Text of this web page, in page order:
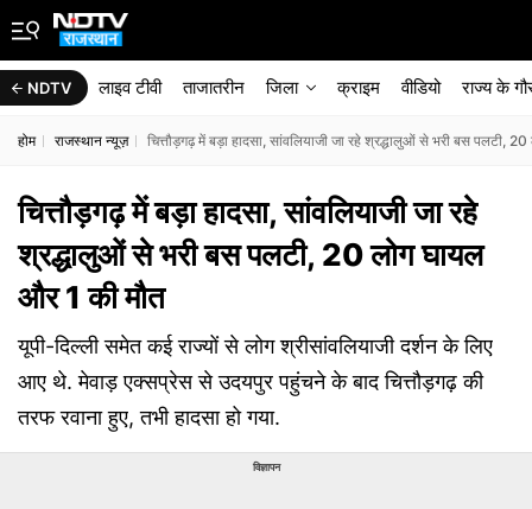
NDTV लाइव टीवी ताजातरीन जिला क्राइम वीडियो राज्‍य के
होम राजस्थान न्यूज़ चित्तौड़गढ़ में बड़ा हादसा, सांवलियाजी जा रहे श्रद्धालुओं से भरी बस पलटी,
चित्तौड़गढ़ में बड़ा हादसा, सांवलियाजी जा रहे
श्रद्धालुओं से भरी बस पलटी, 20 लोग घायल
और 1 की मौत
यूपी-दिल्ली समेत कई राज्यों से लोग श्रीसांवलियाजी दर्शन के लिए
आए थे. मेवाड़ एक्सप्रेस से उदयपुर पहुंचने के बाद चित्तौड़गढ़ की
तरफ रवाना हुए, तभी हादसा हो गया.
विज्ञापन